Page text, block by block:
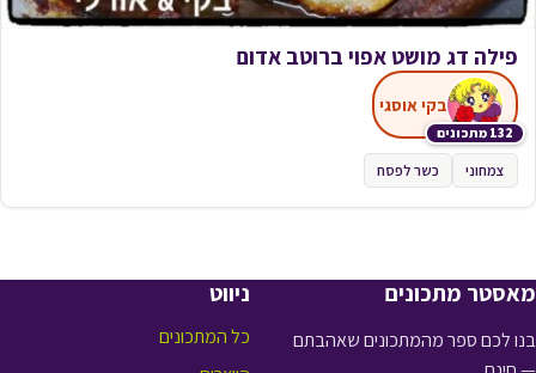
פילה דג מושט אפוי ברוטב אדום
132 מתכונים
בקי אוסגי
צמחוני כשר לפסח
מאסטר מתכונים
בנו לכם ספר מהמתכונים שאהבתם
ניווט
כל המתכונים